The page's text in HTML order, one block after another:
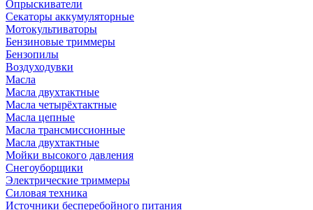
Опрыскиватели
Секаторы аккумуляторные
Мотокультиваторы
Бензиновые триммеры
Бензопилы
Воздуходувки
Масла
Масла двухтактные
Масла четырёхтактные
Масла цепные
Масла трансмиссионные
Масла двухтактные
Мойки высокого давления
Снегоуборщики
Электрические триммеры
Силовая техника
Источники бесперебойного питания